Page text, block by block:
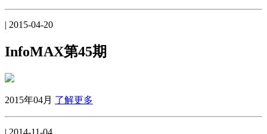
| 2015-04-20
InfoMAX第45期
2015年04月 了解更多
| 2014-11-04